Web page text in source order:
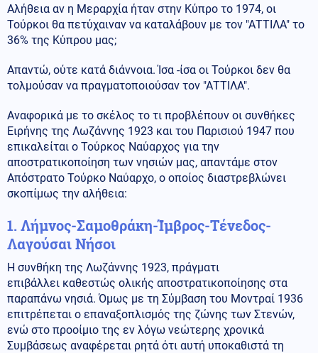
Αλήθεια αν η Μεραρχία ήταν στην Κύπρο το 1974, οι
Τούρκοι θα πετύχαιναν να καταλάβουν με τον "ΑΤΤΙΛΑ" το
36% της Κύπρου μας;
Απαντώ, ούτε κατά διάννοια. Ίσα -ίσα οι Τούρκοι δεν θα
τολμούσαν να πραγματοποιούσαν τον "ΑΤΤΙΛΑ".
Αναφορικά με το σκέλος το τι προβλέπουν οι συνθήκες
Ειρήνης της Λωζάννης 1923 και του Παρισιού 1947 που
επικαλείται ο Τούρκος Ναύαρχος για την
αποστρατικοποίηση των νησιών μας, απαντάμε στον
Απόστρατο Τούρκο Ναύαρχο, ο οποίος διαστρεβλώνει
σκοπίμως την αλήθεια:
1. Λήμνος-Σαμοθράκη-Ίμβρος-Τένεδος-
Λαγούσαι Νήσοι
Η συνθήκη της Λωζάννης 1923, πράγματι
επιβάλλει καθεστώς ολικής αποστρατικοποίησης στα
παραπάνω νησιά. Όμως με τη Σύμβαση του Μοντραί 1936
επιτρέπεται ο επαναξοπλισμός της ζώνης των Στενών,
ενώ στο προοίμιο της εν λόγω νεώτερης χρονικά
Συμβάσεως αναφέρεται ρητά ότι αυτή υποκαθιστά τη